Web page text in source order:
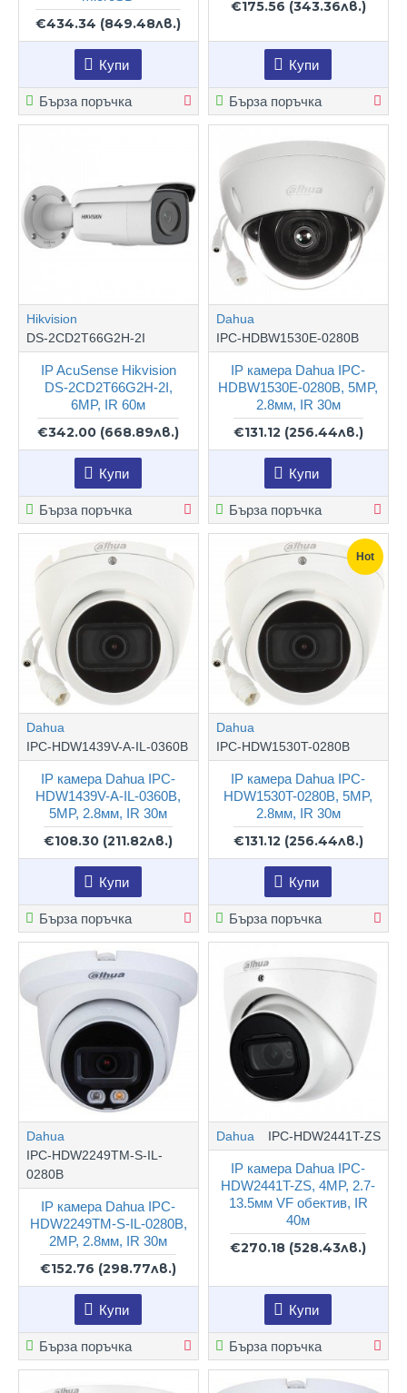
€434.34 (849.48лв.)
Купи
Бърза поръчка
€175.56 (343.36лв.)
Купи
Бърза поръчка
Hikvision
DS-2CD2T66G2H-2I
IP AcuSense Hikvision
DS-2CD2T66G2H-2I,
6MP, IR 60м
€342.00 (668.89лв.)
Купи
Бърза поръчка
Dahua
IPC-HDBW1530E-0280B
IP камера Dahua IPC-
HDBW1530E-0280B, 5MP,
2.8мм, IR 30м
€131.12 (256.44лв.)
Купи
Бърза поръчка
Dahua
IPC-HDW1439V-A-IL-0360B
IP камера Dahua IPC-
HDW1439V-A-IL-0360B,
5MP, 2.8мм, IR 30м
€108.30 (211.82лв.)
Купи
Бърза поръчка
Hot
Dahua
IPC-HDW1530T-0280B
IP камера Dahua IPC-
HDW1530T-0280B, 5MP,
2.8мм, IR 30м
€131.12 (256.44лв.)
Купи
Бърза поръчка
Dahua
IPC-HDW2249TM-S-IL-
0280B
IP камера Dahua IPC-
HDW2249TM-S-IL-0280B,
2MP, 2.8мм, IR 30м
€152.76 (298.77лв.)
Купи
Бърза поръчка
Dahua IPC-HDW2441T-ZS
IP камера Dahua IPC-
HDW2441T-ZS, 4MP, 2.7-
13.5мм VF обектив, IR
40м
€270.18 (528.43лв.)
Купи
Бърза поръчка